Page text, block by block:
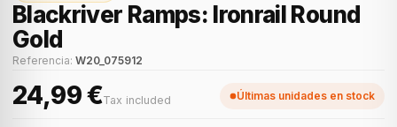
Blackriver Ramps: Ironrail Round
Gold
Referencia: W20_075912
24,99 €Tax included Últimas unidades en stock